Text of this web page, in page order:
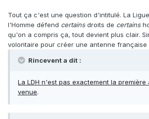
Tout ça c'est une question d'intitulé. La
l'Homme défend certainsdroits de certains
qu'on a compris ça, tout devient plus clair.
volontaire pour créer une antenne française
Rincevent a dit :
La LDH n'est pas exactement la première
venue.